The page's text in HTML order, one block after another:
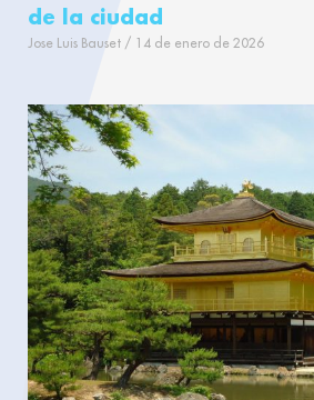
de la ciudad
Jose Luis Bauset 14 de enero de 2026